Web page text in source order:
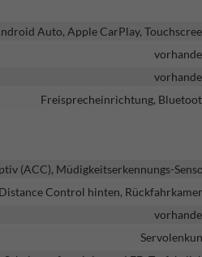
Auto, Apple CarPlay,
Freisprecheinrichtung,
(ACC), Müdigkeitserkennungs-
Control hinten,